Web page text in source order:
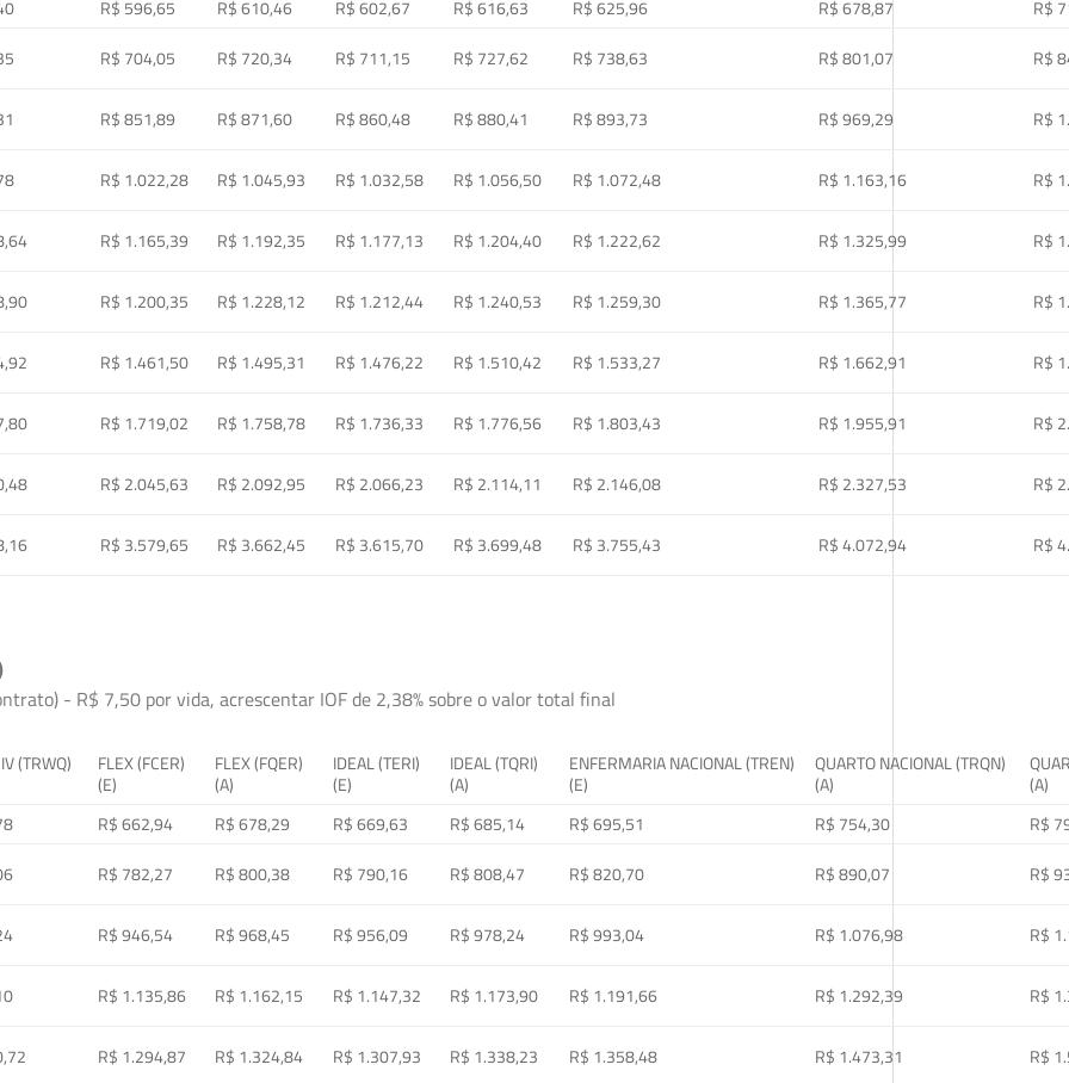
R$ 596,65 R$ 610,46 R$ 602,67 R$ 616,63 R$ 625,96 R$ 678,87
R$
R$ 704,05 R$ 720,34 R$ 711,15 R$ 727,62 R$ 738,63 R$ 801,07
R$
R$ 851,89 R$ 871,60 R$ 860,48 R$ 880,41 R$ 893,73 R$ 969,29
R$
R$ 1.022,28 R$ 1.045,93 R$ 1.032,58 R$ 1.056,50 R$ 1.072,48 R$ 1.163,16
R$
R$ 1.165,39 R$ 1.192,35 R$ 1.177,13 R$ 1.204,40 R$ 1.222,62 R$ 1.325,99
R$
R$ 1.200,35 R$ 1.228,12 R$ 1.212,44 R$ 1.240,53 R$ 1.259,30 R$ 1.365,77
R$
R$ 1.461,50 R$ 1.495,31 R$ 1.476,22 R$ 1.510,42 R$ 1.533,27 R$ 1.662,91
R$
R$ 1.719,02 R$ 1.758,78 R$ 1.736,33 R$ 1.776,56 R$ 1.803,43 R$ 1.955,91
R$
R$ 2.045,63 R$ 2.092,95 R$ 2.066,23 R$ 2.114,11 R$ 2.146,08 R$ 2.327,53
R$
R$ 3.579,65 R$ 3.662,45 R$ 3.615,70 R$ 3.699,48 R$ 3.755,43 R$ 4.072,94 R$
- R$ 7,50 por vida, acrescentar IOF de 2,38% sobre o valor total final
(TRWQ)
FLEX (FCER)
(E)
FLEX (FQER)
(A)
IDEAL (TERI)
(E)
IDEAL (TQRI)
(A)
ENFERMARIA NACIONAL (TREN)
(E)
QUARTO NACIONAL (TRQN)
(A)
(A)
R$ 662,94 R$ 678,29 R$ 669,63 R$ 685,14 R$ 695,51 R$ 754,30
R$
R$ 782,27 R$ 800,38 R$ 790,16 R$ 808,47 R$ 820,70 R$ 890,07
R$
R$ 946,54 R$ 968,45 R$ 956,09 R$ 978,24 R$ 993,04 R$ 1.076,98
R$
R$ 1.135,86 R$ 1.162,15 R$ 1.147,32 R$ 1.173,90 R$ 1.191,66 R$ 1.292,39
R$
R$ 1.294,87 R$ 1.324,84 R$ 1.307,93 R$ 1.338,23 R$ 1.358,48 R$ 1.473,31
R$